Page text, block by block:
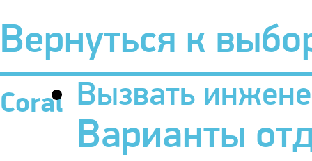
Вернуться к
Coral Вызвать
Варианты